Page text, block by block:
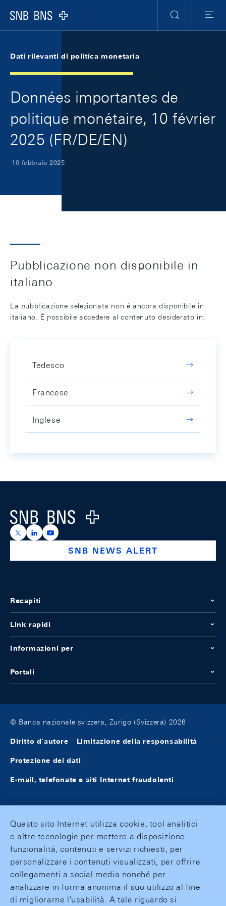
Logo
Ricerca
Menu
Dati rilevanti di politica monetaria
Données importantes de
politique monétaire, 10 février
2025 (FR/DE/EN)
10 febbraio 2025
Pubblicazione non disponibile in
italiano
La pubblicazione selezionata non è ancora disponibile in
italiano. È possibile accedere al contenuto desiderato in:
Tedesco
Francese
Inglese
Logo
https://x.com/snb_bns
https://ch.linkedin.com/company/swiss-national-
https://www.youtube.com/@swissnationalbank
SNB NEWS ALERT
Recapiti
Link rapidi
Informazioni per
Portali
© Banca nazionale svizzera, Zurigo (Svizzera) 2026
Diritto d'autore Limitazione della responsabilità
Protezione dei dati
E-mail, telefonate e siti Internet fraudolenti
Questo sito Internet utilizza cookie, tool analitici
e altre tecnologie per mettere a disposizione
funzionalità, contenuti e servizi richiesti, per
personalizzare i contenuti visualizzati, per offrire
collegamenti a social media nonché per
analizzare in forma anonima il suo utilizzo al fine
di migliorarne l'usabilità. A tale riguardo si